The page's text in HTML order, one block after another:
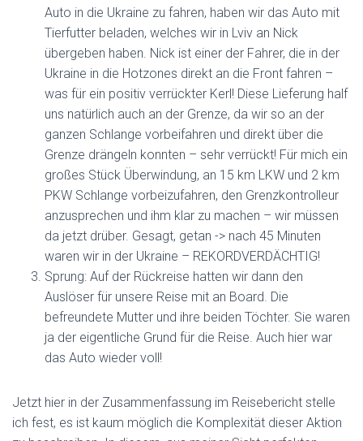
Auto in die Ukraine zu fahren, haben wir das Auto mit
Tierfutter beladen, welches wir in Lviv an Nick
übergeben haben. Nick ist einer der Fahrer, die in der
Ukraine in die Hotzones direkt an die Front fahren –
was für ein positiv verrückter Kerl! Diese Lieferung half
uns natürlich auch an der Grenze, da wir so an der
ganzen Schlange vorbeifahren und direkt über die
Grenze drängeln konnten – sehr verrückt! Für mich ein
großes Stück Überwindung, an 15 km LKW und 2 km
PKW Schlange vorbeizufahren, den Grenzkontrolleur
anzusprechen und ihm klar zu machen – wir müssen
da jetzt drüber. Gesagt, getan -> nach 45 Minuten
waren wir in der Ukraine – REKORDVERDÄCHTIG!
Sprung: Auf der Rückreise hatten wir dann den
Auslöser für unsere Reise mit an Board. Die
befreundete Mutter und ihre beiden Töchter. Sie waren
ja der eigentliche Grund für die Reise. Auch hier war
das Auto wieder voll!
Jetzt hier in der Zusammenfassung im Reisebericht stelle
ich fest, es ist kaum möglich die Komplexität dieser Aktion